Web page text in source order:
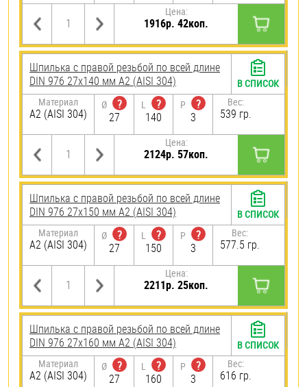
Цена:
1916р. 42коп.
Шпилька с правой резьбой по всей длине
DIN 976 27х140 мм А2 (AISI 304)
Материал
А2 (AISI 304)
Ø
?
27
L
?
140
P
?
3
Вес:
539 гр.
Цена:
2124р. 57коп.
В СПИСОК
Шпилька с правой резьбой по всей длине
DIN 976 27х150 мм А2 (AISI 304)
Материал
А2 (AISI 304)
Ø
?
27
L
?
150
P
?
3
Вес:
577.5 гр.
Цена:
2211р. 25коп.
В СПИСОК
Шпилька с правой резьбой по всей длине
DIN 976 27х160 мм А2 (AISI 304)
Материал
А2 (AISI 304)
Ø
?
27
L
?
160
P
?
3
Вес:
616 гр.
В СПИСОК